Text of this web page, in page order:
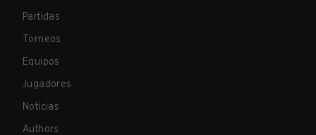
Partidas
Torneos
Equipos
Jugadores
Noticias
Authors